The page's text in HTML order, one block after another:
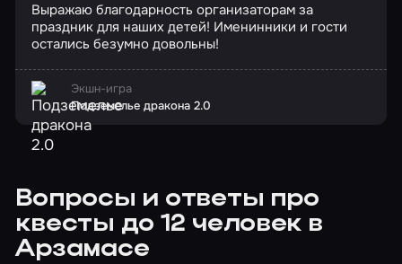
Выражаю благодарность организаторам за
праздник для наших детей! Именинники и гости
остались безумно довольны!
Экшн-игра
Подземелье дракона 2.0
Вопросы и ответы про
квесты до 12 человек в
Арзамасе